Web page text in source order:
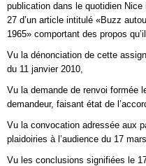
publication dans le quotidien
27 d’un article intitulé «Buzz
1965» comportant des propos
Vu la dénonciation de cette
du 11 janvier 2010,
Vu la demande de renvoi formée
demandeur, faisant état de
Vu la convocation adressée aux
plaidoiries à l’audience du 17
Vu les conclusions signifiées le